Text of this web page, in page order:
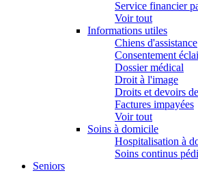
Service financier
Voir tout
Informations utiles
Chiens d'assistance
Consentement
Dossier médical
Droit à l'image
Droits et devoirs
Factures impayées
Voir tout
Soins à domicile
Hospitalisation à
Soins continus
Seniors